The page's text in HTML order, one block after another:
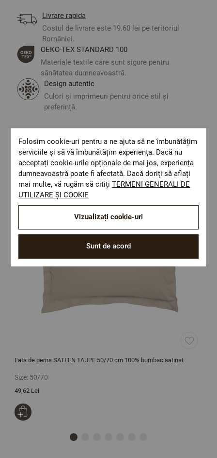
Livrare rapida
Costul de livrare este 19.60 lei pe teritoriul
României.
ОЕКО-ТЕX STANDARD 100
Materiale textile care sunt sigure pentru
sănătatea dumneavoastră.
Design autentic
Culori și imprimeuri pentru orice stil și
preferință.
Optiuni de a combina
Fata de perna SATEEN TAUPE 50/70 cm 100% bumbac satinat
Size: 50/70
49,62 Lei
Folosim cookie-uri pentru a ne ajuta să ne îmbunătățim
serviciile și să vă îmbunătățim experiența. Dacă nu
acceptați cookie-urile opționale de mai jos, experiența
dumneavoastră poate fi afectată. Dacă doriți să aflați
mai multe, vă rugăm să citițiTERMENI GENERALI DE
UTILIZARE ȘI COOKIE
Sunt de acord
Vizualizați cookie-uri